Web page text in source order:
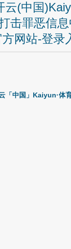
云(中国
击罪恶信
网站-登录
「中国」Kaiyun·体